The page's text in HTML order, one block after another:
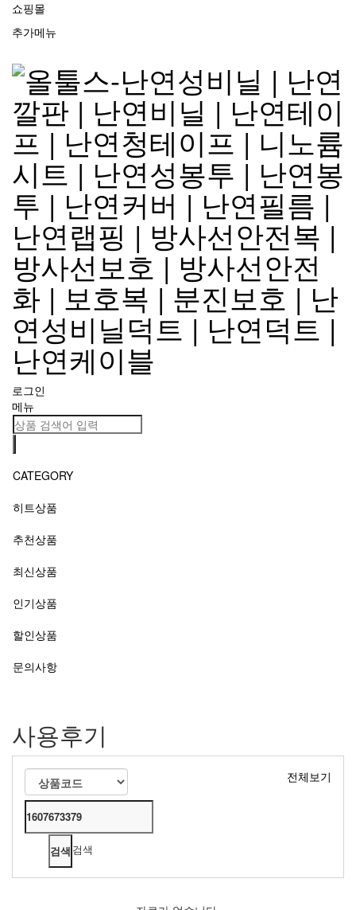
쇼핑몰
추가메뉴
로그인
메뉴
CATEGORY
히트상품
추천상품
최신상품
인기상품
할인상품
문의사항
사용후기
전체보기
검색